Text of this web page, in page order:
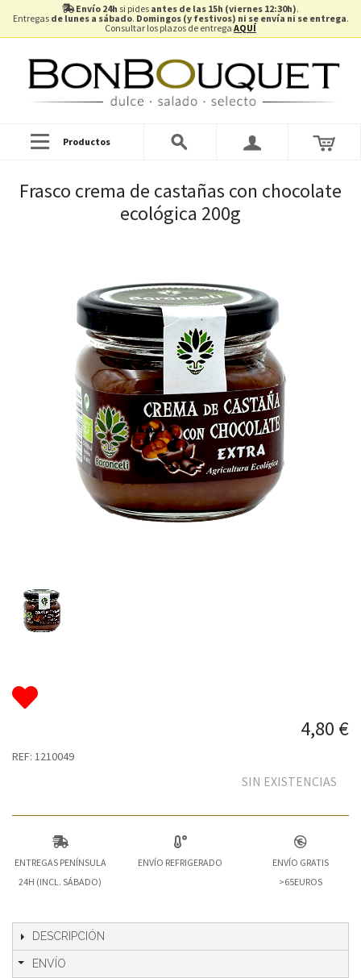
Envío 24h si pides antes de las 15h (viernes 12:30h).
Entregas de lunes a sábado. Domingos (y festivos) ni se envía ni se entrega.
Consultar los plazos de entrega AQUÍ
Productos
Frasco crema de castañas con chocolate
ecológica 200g
4,80 €
REF: 1210049
SIN EXISTENCIAS
ENTREGAS PENÍNSULA
24H (INCL. SÁBADO)
ENVÍO REFRIGERADO
ENVÍO GRATIS
>65EUROS
DESCRIPCIÓN
ENVÍO